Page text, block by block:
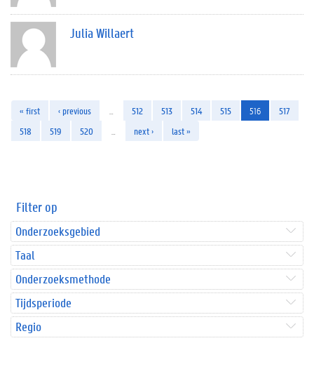
Julia Willaert
« first ‹ previous 512 513 514 515 516
517
518
519 520 next › last »
Filter op
Onderzoeksgebied
Taal
Onderzoeksmethode
Tijdsperiode
Regio